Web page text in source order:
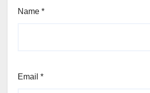
Name *
Email *